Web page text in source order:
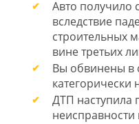
Авто получило
вследствие
строительных
вине третьих
Вы обвинены в
категорически
ДТП наступила
неисправности